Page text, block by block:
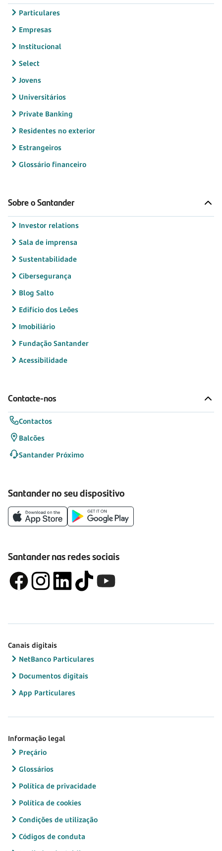
Particulares
Empresas
Institucional
Select
Jovens
Universitários
Private Banking
Residentes no exterior
Estrangeiros
Glossário financeiro
Sobre o Santander
Investor relations
Sala de imprensa
Sustentabilidade
Cibersegurança
Blog Salto
Edifício dos Leões
Imobiliário
Fundação Santander
Acessibilidade
Contacte-nos
Contactos
Balcões
Santander Próximo
Santander no seu dispositivo
Santander nas redes sociais
Canais digitais
NetBanco Particulares
Documentos digitais
App Particulares
Informação legal
Preçário
Glossários
Política de privacidade
Política de cookies
Condições de utilização
Códigos de conduta